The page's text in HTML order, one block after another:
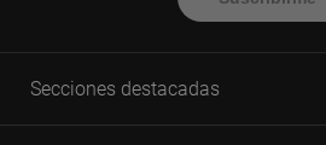
Secciones destacadas